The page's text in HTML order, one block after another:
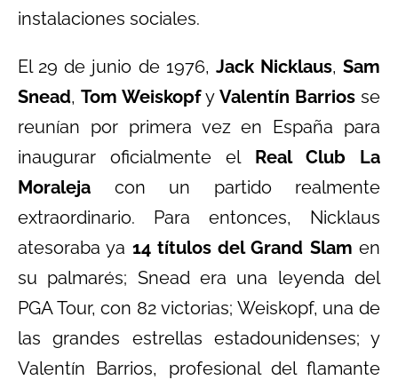
instalaciones sociales.
El 29 de junio de 1976, Jack Nicklaus, Sam
Snead, Tom Weiskopfy Valentín Barrios se
reunían por primera vez en España para
inaugurar oficialmente el Real Club La
Moraleja con un partido realmente
extraordinario. Para entonces, Nicklaus
atesoraba ya 14 títulos del Grand Slam en
su palmarés; Snead era una leyenda del
PGA Tour, con 82 victorias; Weiskopf, una de
las grandes estrellas estadounidenses; y
Valentín Barrios, profesional del flamante